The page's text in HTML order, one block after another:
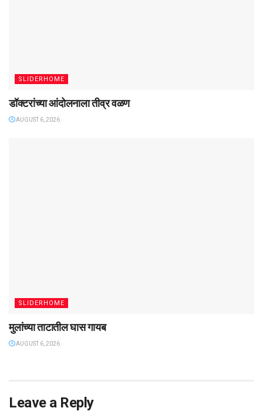
SLIDERHOME
डॉक्टरांच्या आंदोलनाला तीव्र वळण
AUGUST 6, 2026
SLIDERHOME
मुलांच्या ताटातील घास गायब
AUGUST 6, 2026
Leave a Reply